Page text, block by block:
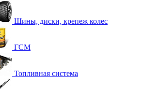
Шины, диски, крепеж колес
ГСМ
Топливная система